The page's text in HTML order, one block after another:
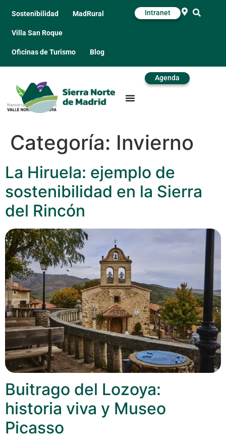
Sostenibilidad MadRural
Villa San Roque
Oficinas de Turismo Blog
Intranet
Agenda
Categoría: Invierno
La Hiruela: ejemplo de
sostenibilidad en la Sierra
del Rincón
Buitrago del Lozoya:
historia viva y Museo
Picasso